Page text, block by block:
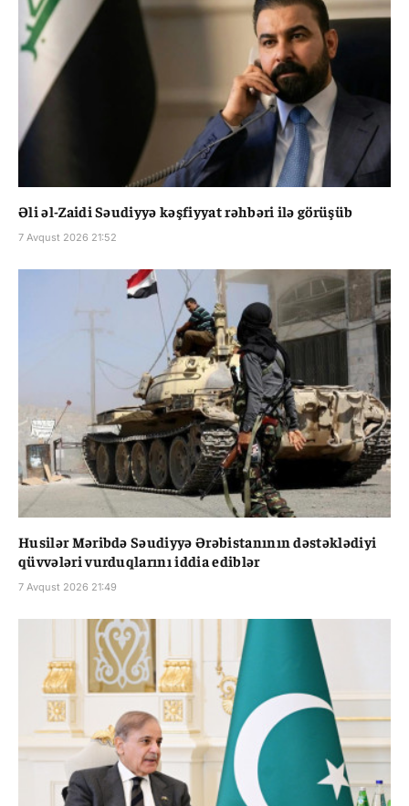
Əli əl-Zaidi Səudiyyə kəşfiyyat rəhbəri ilə görüşüb
7 Avqust 2026 21:52
Husilər Məribdə Səudiyyə Ərəbistanının dəstəklədiyi
qüvvələri vurduqlarını iddia ediblər
7 Avqust 2026 21:49